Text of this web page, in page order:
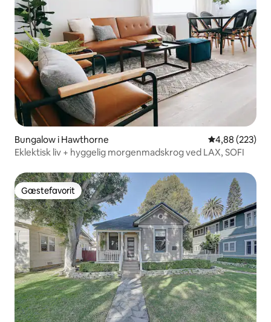
Bungalow i Hawthorne 4,88 ud af 5 i
4,88 (223)
Eklektisk liv + hyggelig morgenmadskrog ved LAX, SOFI
Gæstefavorit
Gæstefavorit